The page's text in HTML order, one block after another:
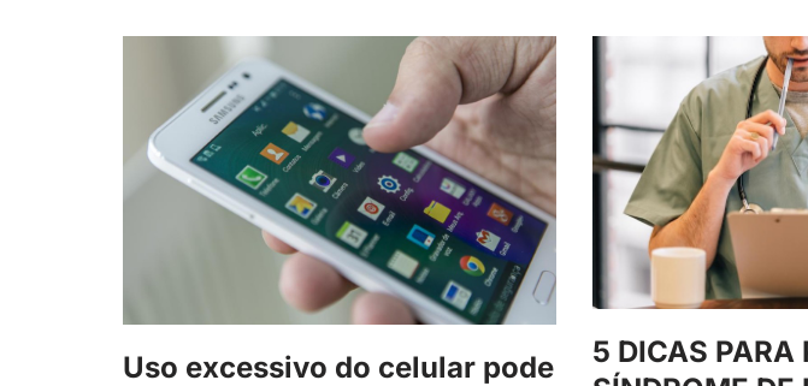
Uso excessivo do celular pode
5 DICAS PARA